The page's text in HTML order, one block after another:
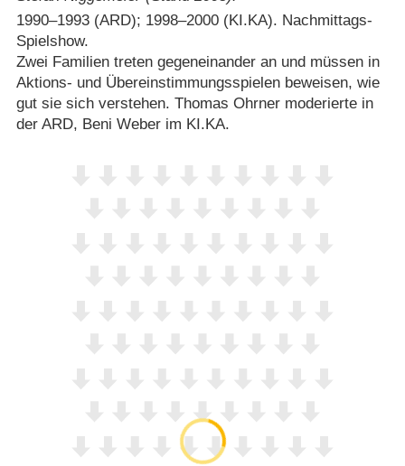
1990⁠–⁠1993 (ARD); 1998⁠–⁠2000 (KI.KA). Nachmittags-
Spielshow.
Zwei Familien treten gegeneinander an und müssen in
Aktions- und Übereinstimmungsspielen beweisen, wie
gut sie sich verstehen. Thomas Ohrner moderierte in
der ARD, Beni Weber im KI.KA.